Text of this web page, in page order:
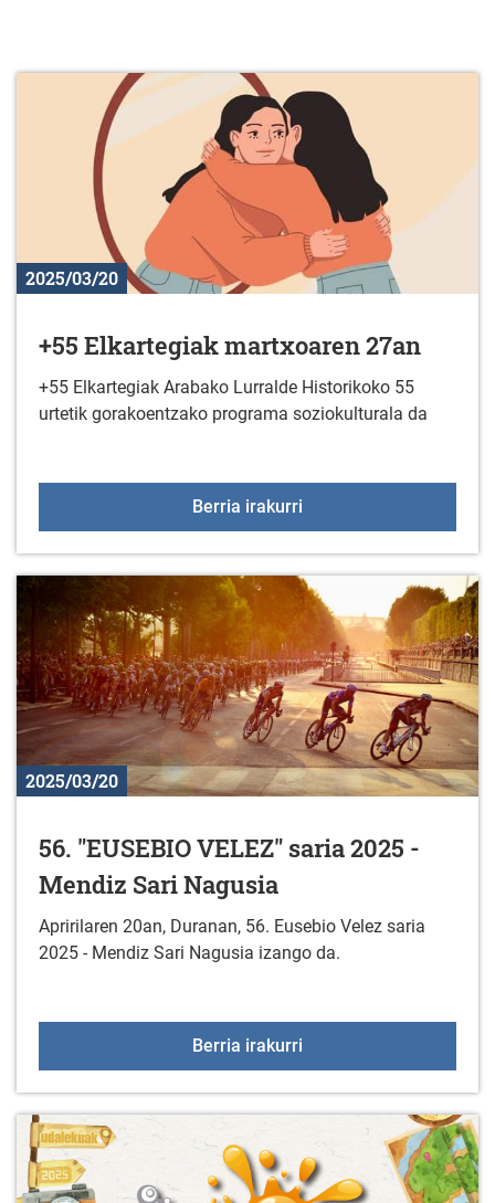
2025/03/20
+55 Elkartegiak martxoaren 27an
+55 Elkartegiak Arabako Lurralde Historikoko 55
urtetik gorakoentzako programa soziokulturala da
Berria irakurri
2025/03/20
56. "EUSEBIO VELEZ" saria 2025 -
Mendiz Sari Nagusia
Apririlaren 20an, Duranan, 56. Eusebio Velez saria
2025 - Mendiz Sari Nagusia izango da.
Berria irakurri